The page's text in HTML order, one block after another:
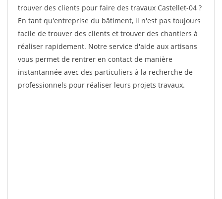
trouver des clients pour faire des travaux Castellet-04 ?
En tant qu'entreprise du bâtiment, il n'est pas toujours
facile de trouver des clients et trouver des chantiers à
réaliser rapidement. Notre service d'aide aux artisans
vous permet de rentrer en contact de manière
instantannée avec des particuliers à la recherche de
professionnels pour réaliser leurs projets travaux.